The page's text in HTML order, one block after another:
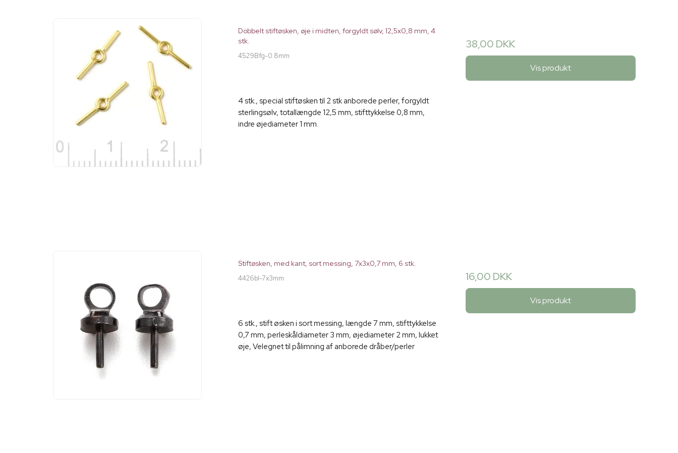
Dobbelt stiftøsken, øje i midten, forgyldt sølv, 12,5x0,8 mm, 4
stk.
4529Bfg-0.8mm
4 stk., special stiftøsken til 2 stk anborede perler, forgyldt
sterlingsølv, totallængde 12,5 mm, stifttykkelse 0,8 mm,
indre øjediameter 1 mm.
38,00 DKK
Vis produkt
Stiftøsken, med kant, sort messing, 7x3x0,7 mm, 6 stk.
4426bl-7x3mm
6 stk., stift øsken i sort messing, længde 7 mm, stifttykkelse
0,7 mm, perleskåldiameter 3 mm, øjediameter 2 mm, lukket
øje, Velegnet til pålimning af anborede dråber/perler
16,00 DKK
Vis produkt